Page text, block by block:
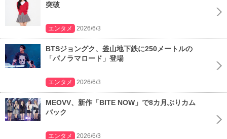
突破
エンタメ 2026/6/3
BTSジョングク、釜山地下鉄に250メートルの
「パノラマロード」登場
エンタメ 2026/6/3
MEOVV、新作「BITE NOW」で8カ月ぶりカム
バック
エンタメ 2026/6/3